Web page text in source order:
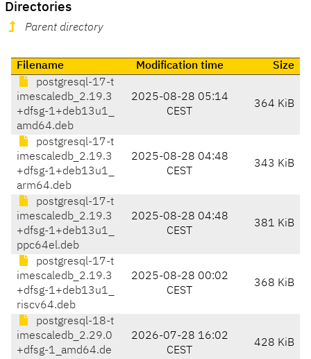
Directories
Parent directory
Filename Modification time
Size
postgresql-17-t
imescaledb_2.19.3
+dfsg-1+deb13u1_
amd64.deb
2025-08-28 05:14
CEST
364 KiB
postgresql-17-t
imescaledb_2.19.3
+dfsg-1+deb13u1_
arm64.deb
2025-08-28 04:48
CEST
343 KiB
postgresql-17-t
imescaledb_2.19.3
+dfsg-1+deb13u1_
ppc64el.deb
2025-08-28 04:48
CEST
381 KiB
postgresql-17-t
imescaledb_2.19.3
+dfsg-1+deb13u1_
riscv64.deb
2025-08-28 00:02
CEST
368 KiB
postgresql-18-t
imescaledb_2.29.0
+dfsg-1_amd64.de
2026-07-28 16:02
CEST
428 KiB